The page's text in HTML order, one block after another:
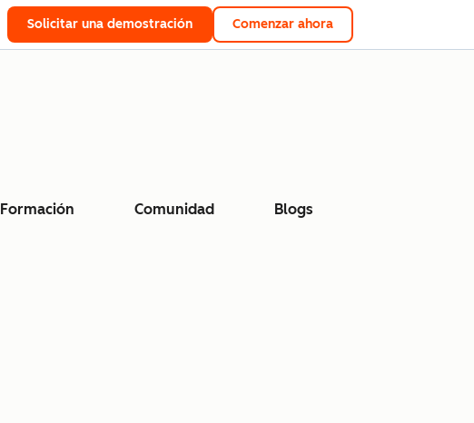
Solicitar una demostración Comenzar ahora
Formación Comunidad Blogs